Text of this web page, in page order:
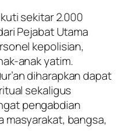
sekitar 2.000
Pejabat Utama
kepolisian,
anak yatim.
diharapkan dapat
sekaligus
pengabdian
masyarakat, bangsa,